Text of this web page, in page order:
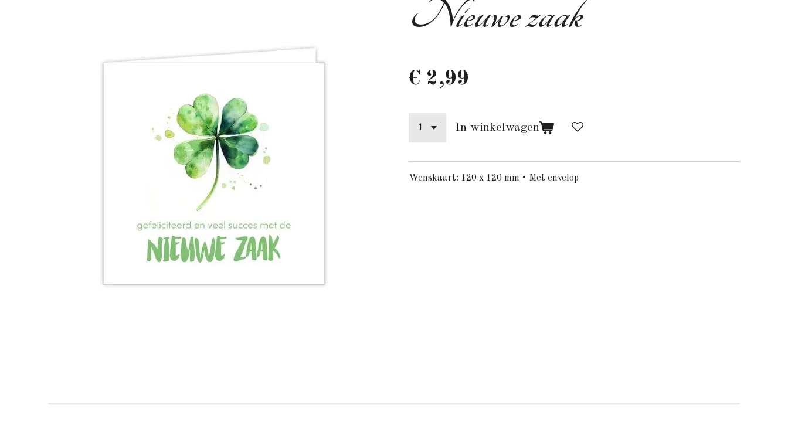
Nieuwe zaak
€ 2,99
In winkelwagen
Wenskaart: 120 x 120 mm • Met envelop